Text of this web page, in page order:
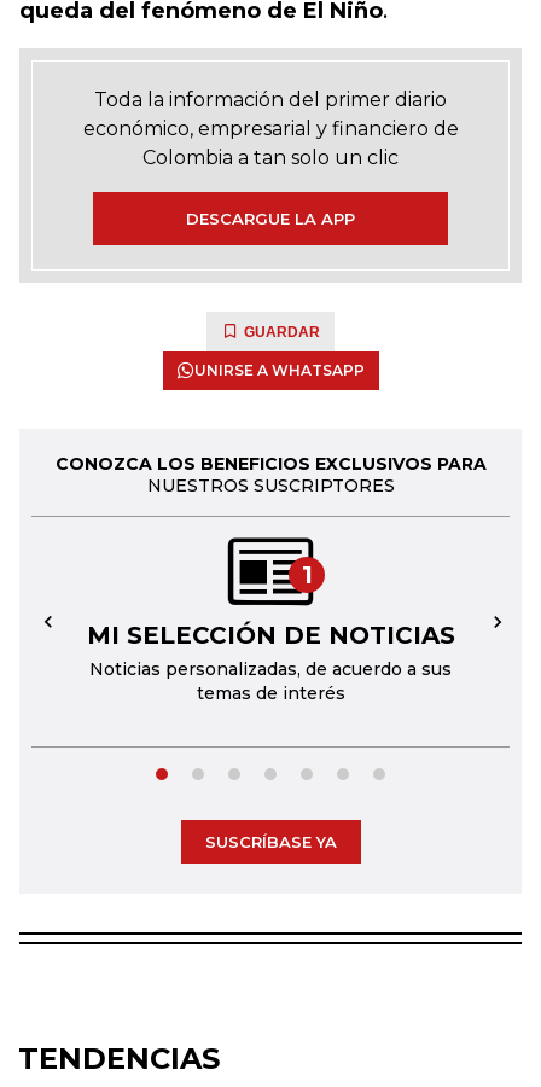
queda del fenómeno de El Niño.
Toda la información del primer diario
económico, empresarial y financiero de
Colombia a tan solo un clic
DESCARGUE LA APP
GUARDAR
UNIRSE A WHATSAPP
CONOZCA LOS BENEFICIOS EXCLUSIVOS PARA
NUESTROS SUSCRIPTORES
1
MI SELECCIÓN DE NOTICIAS
Noticias personalizadas, de acuerdo a sus
temas de interés
← →
SUSCRÍBASE YA
TENDENCIAS